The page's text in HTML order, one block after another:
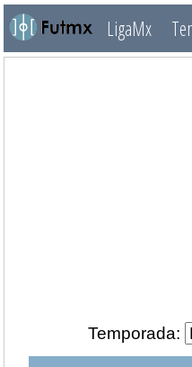
LigaMx
Temporada: